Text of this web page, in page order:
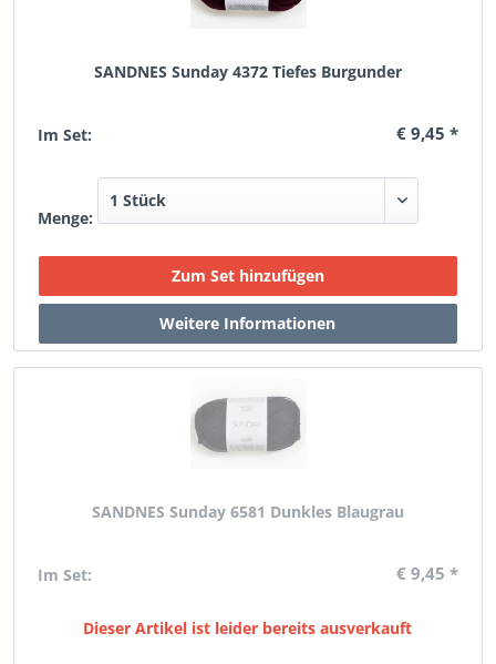
SANDNES Sunday 4372 Tiefes Burgunder
Im Set: € 9,45 *
Menge:
SANDNES Sunday 6581 Dunkles Blaugrau
Im Set: € 9,45 *
Dieser Artikel ist leider bereits ausverkauft